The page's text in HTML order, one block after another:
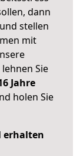
dann
stellen
mit
Sie
Jahre
holen Sie
erhalten